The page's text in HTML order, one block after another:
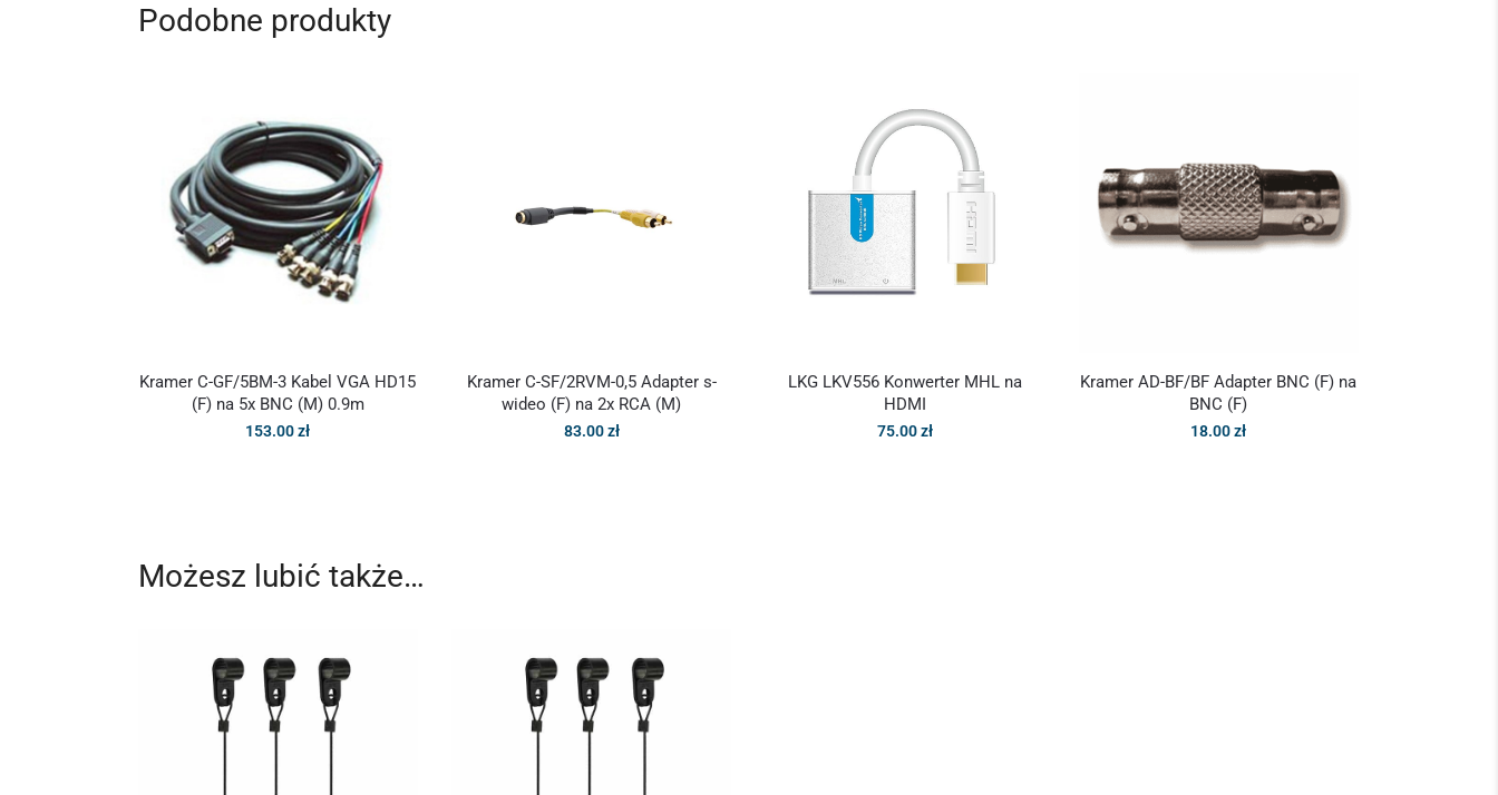
Podobne produkty
Kramer C-GF/5BM-3 Kabel VGA HD15
(F) na 5x BNC (M) 0.9m
153.00zł
Kramer C-SF/2RVM-0,5 Adapter s-
wideo (F) na 2x RCA (M)
83.00zł
LKG LKV556 Konwerter MHL na
HDMI
75.00zł
Kramer AD-BF/BF Adapter BNC (F) na
BNC (F)
18.00zł
Możesz lubić także…